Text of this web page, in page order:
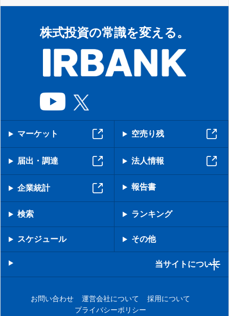
株式投資の常識を変える。
マーケット 空売り残
届出・調達 法人情報
企業統計 報告書
検索 ランキング
スケジュール その他
当サイトについて
お問い合わせ 運営会社について
採用について
プライバシーポリシー